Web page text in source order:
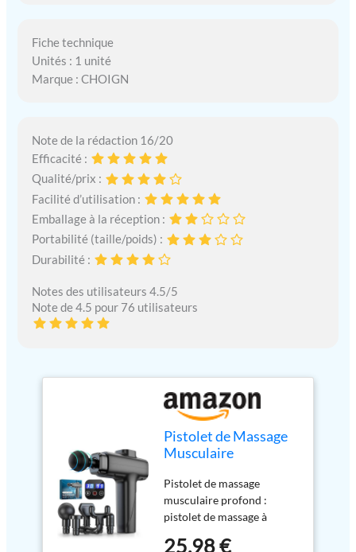
Fiche technique
Unités : 1 unité
Marque : CHOIGN
Note de la rédaction 16/20
Efficacité :
Qualité/prix :
Facilité d’utilisation :
Emballage à la réception :
Portabilité (taille/poids) :
Durabilité :
Notes des utilisateurs 4.5/5
Note de 4.5 pour 76 utilisateurs
Pistolet de Massage
Musculaire
Silencieux,6 Têtes de
Massage,30
Vitesses,8H
d'autonomie,4800
Pistolet de massage
musculaire profond :
pistolet de massage à
25,98 €